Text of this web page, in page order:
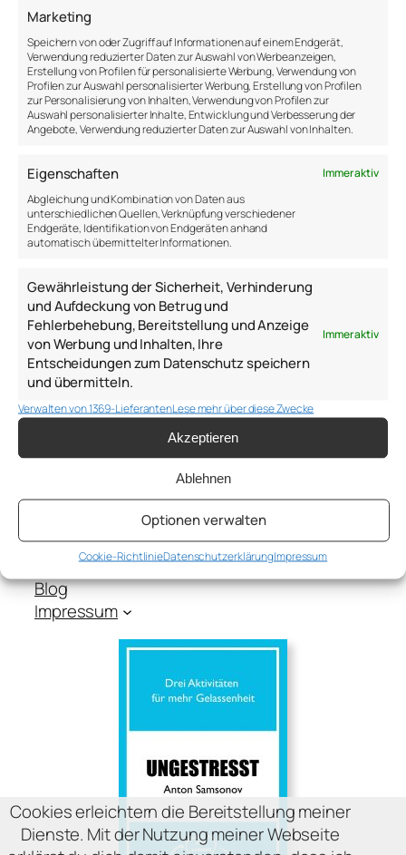
Marketing
Speichern von oder Zugriff auf Informationen auf einem Endgerät,
Verwendung reduzierter Daten zur Auswahl von Werbeanzeigen,
Erstellung von Profilen für personalisierte Werbung, Verwendung von
Profilen zur Auswahl personalisierter Werbung, Erstellung von Profilen
zur Personalisierung von Inhalten, Verwendung von Profilen zur
Auswahl personalisierter Inhalte, Entwicklung und Verbesserung der
Angebote, Verwendung reduzierter Daten zur Auswahl von Inhalten.
Eigenschaften
Immer aktiv
Abgleichung und Kombination von Daten aus
unterschiedlichen Quellen, Verknüpfung verschiedener
Endgeräte, Identifikation von Endgeräten anhand
automatisch übermittelter Informationen.
Gewährleistung der Sicherheit, Verhinderung
und Aufdeckung von Betrug und
Fehlerbehebung, Bereitstellung und Anzeige
von Werbung und Inhalten, Ihre
Entscheidungen zum Datenschutz speichern
und übermitteln.
Immer aktiv
Verwalten von 1369-LieferantenLese mehr über diese Zwecke
Akzeptieren
Ablehnen
Optionen verwalten
Cookie-RichtlinieDatenschutzerklärungImpressum
umschließt unser Dasein und sorgt dafür, dass
unsere Neugier einschläft.
Lernen kann uns aus dem Schlaf des Alltags holen
und das Leben erfrischen. Was würdest du gerne
lernen? Eine neue Sprache? Ein Musikinstrument?
Zeichnen? Verhandeln? Schwimmen? Theater
immer ausprobieren wolltest und beginne mit dem
Lernen. Etwas Neues zu lernen kann so spannend
sein! Mach das Lernen zu deinem Abenteuer.
Anton Samsonov
a.samsonov@thepsychologist.de
Sprache: DE | EN | RU
Über mich
Blog
Impressum
Cookies erleichtern die Bereitstellung meiner
Dienste. Mit der Nutzung meiner Webseite